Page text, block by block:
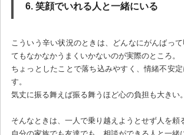
6. 笑顔でいれる人と一緒にいる
こういう辛い状況のときは、どんなにがんばっ
てもなかなかうまくいかないのが実際のところ。
ちょっとしたことで落ち込みやすく、情緒不安
す。
気丈に振る舞えば振る舞うほど心の負担も大きい。
そんなときは、一人で乗り越えようとせず人を頼